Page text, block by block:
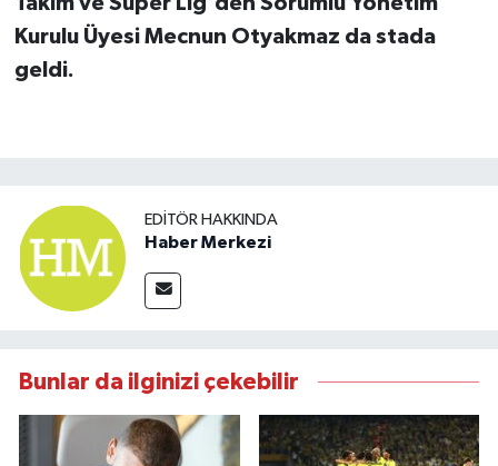
Kurulu Üyesi Mecnun Otyakmaz da stada
geldi.
EDITÖR HAKKINDA
Haber Merkezi
Bunlar da ilginizi çekebilir